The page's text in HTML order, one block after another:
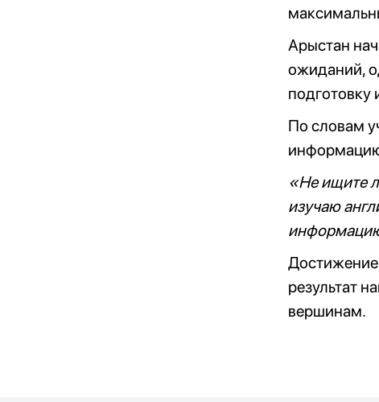
Арыстан
ожиданий,
подготовку
По словам
«Не ищите
изучаю
Достижение
результат
вершинам.